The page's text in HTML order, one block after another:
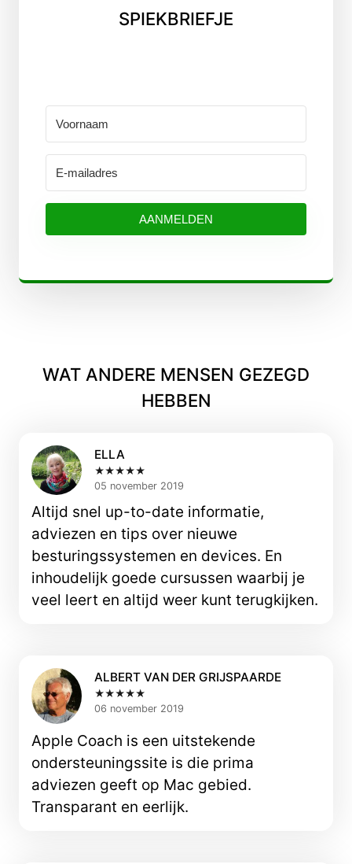
SPIEKBRIEFJE
AANMELDEN
WAT ANDERE MENSEN GEZEGD
HEBBEN
ELLA
★★★★★
05 november 2019
Altijd snel up-to-date informatie,
adviezen en tips over nieuwe
besturingssystemen en devices. En
inhoudelijk goede cursussen waarbij je
veel leert en altijd weer kunt terugkijken.
ALBERT VAN DER GRIJSPAARDE
★★★★★
06 november 2019
Apple Coach is een uitstekende
ondersteuningssite is die prima
adviezen geeft op Mac gebied.
Transparant en eerlijk.